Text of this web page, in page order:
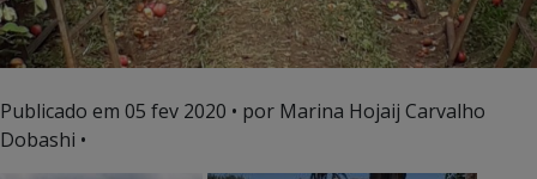
Publicado em 05 fev 2020 • por Marina Hojaij Carvalho
Dobashi •